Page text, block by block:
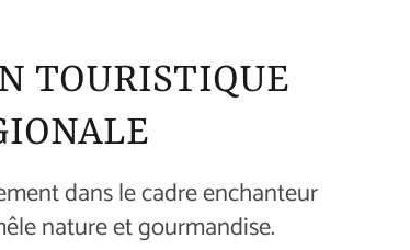
TOURISTIQUE
dans le cadre enchanteur
nature et gourmandise.